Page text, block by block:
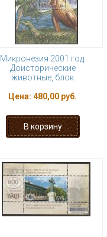
Микронезия 2001 год.
Доисторические
животные, блок
Цена: 480,00 руб.